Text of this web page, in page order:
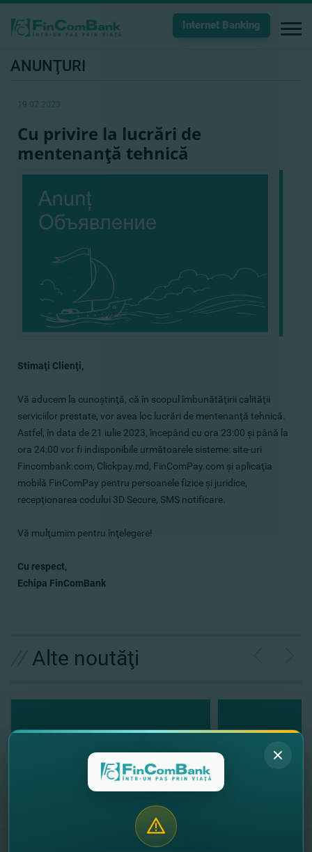
Internet Banking
ANUNŢURI
19.07.2023
Cu privire la lucrări de
mentenanţă tehnică
Stimaţi Сlienţi,
Vă aducem la cunoştinţă, că în scopul îmbunătăţirii calităţii
serviciilor prestate, vor avea loc lucrări de mentenanţă tehnică.
Astfel, în data de 21 iulie 2023, începând cu ora 23:00 şi până la
ora 24:00 vor fi indisponibile următoarele sisteme: site-uri
Fincombank.com, Clickpay.md, FinComPay.com şi aplicaţia
mobilă FinComPay pentru persoanele fizice şi juridice,
recepţionarea codului 3D Secure, SMS notificare.
Vă mulţumim pentru înţelegere!
Cu respect,
​Echipa FinComBank
Alte noutăţi